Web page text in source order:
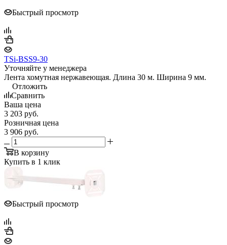
Быстрый просмотр
TSi-BSS9-30
Уточняйте у менеджера
Лента хомутная нержавеющая. Длина 30 м. Ширина 9 мм.
Отложить
Сравнить
Ваша цена
3 203 руб.
Розничная цена
3 906 руб.
В корзину
Купить в 1 клик
Быстрый просмотр